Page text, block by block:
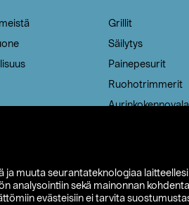
ja muuta seurantateknologiaa laitteellesi
analysointiin sekä mainonnan
evästeisiin ei tarvita
Grillit
Säilytys
Painepesurit
Ruohotrimmerit